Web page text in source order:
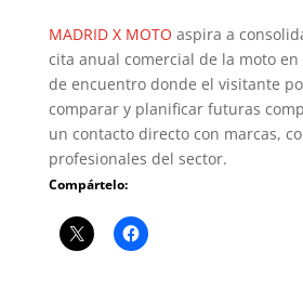
MADRID X MOTO aspira a
cita anual comercial de la moto
de encuentro donde el visitante
comparar y planificar futuras
un contacto directo con marcas,
profesionales del sector.
Compártelo: